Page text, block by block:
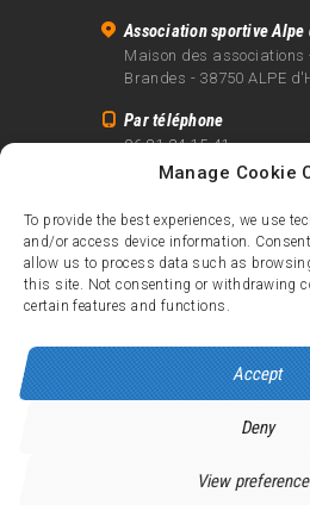
Manage Cookie
To provide the best experiences, we use
and/or access device information.
allow us to process data such as
this site. Not consenting or withdrawing
certain features and functions.
Accept
Deny
View
Association sportive Alpe
Maison des associations
Brandes - 38750 ALPE
Par téléphone
06 81 24 15 41
info@alpe21.fr
Mentions légales
Contact
crédits